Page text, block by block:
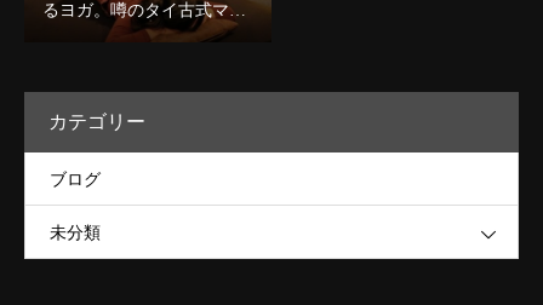
るヨガ。噂のタイ古式マッ
サージで心身ほぐしましょ
カテゴリー
ブログ
未分類